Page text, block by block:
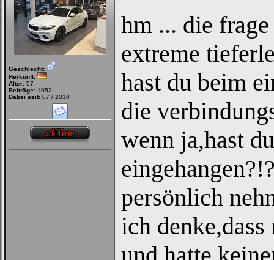
Geschlecht:
Herkunft:
Alter: 57
Beiträge: 1052
Dabei seit: 07 / 2010
hm ... die
extreme
hast du beim
die
wenn ja,hast
persönlich
ich